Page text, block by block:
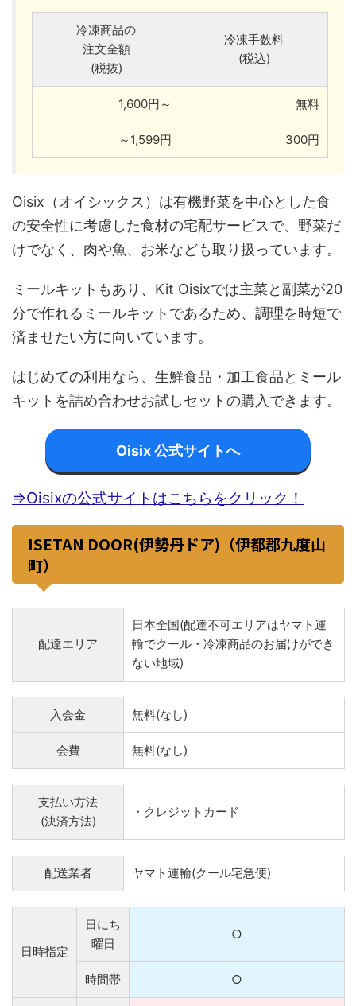
冷凍商品の
注文金額
(税抜)
冷凍手数料
(税込)
1,600円～ 無料
～1,599円 300円
Oisix（オイシックス）は有機野菜を中心とした食
の安全性に考慮した食材の宅配サービスで、野菜だ
けでなく、肉や魚、お米なども取り扱っています。
ミールキットもあり、Kit Oisixでは主菜と副菜が20
分で作れるミールキットであるため、調理を時短で
済ませたい方に向いています。
はじめての利用なら、生鮮食品・加工食品とミール
キットを詰め合わせお試しセットの購入できます。
Oisix 公式サイトへ
⇒Oisixの公式サイトはこちらをクリック！
ISETAN DOOR(伊勢丹ドア)（伊都郡九度山
町）
配達エリア
日本全国(配達不可エリアはヤマト運
輸でクール・冷凍商品のお届けができ
ない地域)
入会金 無料(なし)
会費 無料(なし)
支払い方法
(決済方法)
・クレジットカード
配送業者 ヤマト運輸(クール宅急便)
日時指定
日にち
曜日
○
時間帯 ○